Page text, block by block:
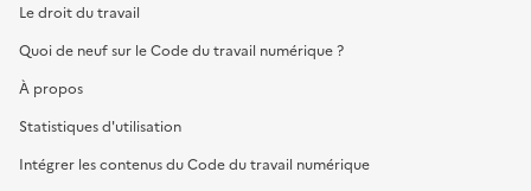
Le droit du travail
Quoi de neuf sur le Code du travail numérique ?
À propos
Statistiques d'utilisation
Intégrer les contenus du Code du travail numérique